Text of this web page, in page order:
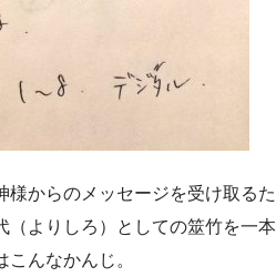
様からのメッセージを受け取るた
（よりしろ）としての筮竹を一本
んなかんじ。